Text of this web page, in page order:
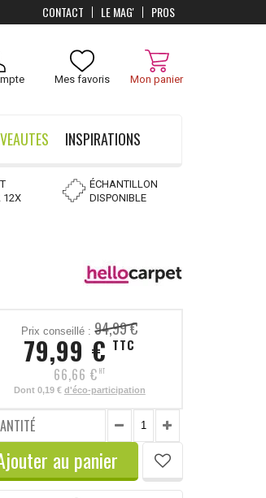
Mon panier
Mes favoris
INSPIRATIONS
12X
ÉCHANTILLON
DISPONIBLE
Prix conseillé :94,99 €
79,99 € TTC
66,66 € HT
Dont 0,19 € d'éco-participation
au panier
PROS
LE MAG'
CONTACT
OFFERTSdès 100 €